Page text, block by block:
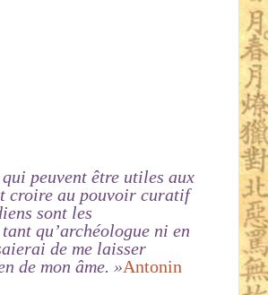
peuvent être utiles aux
croire au pouvoir curatif
sont les
qu’archéologue ni en
de me laisser
de mon âme. »Antonin